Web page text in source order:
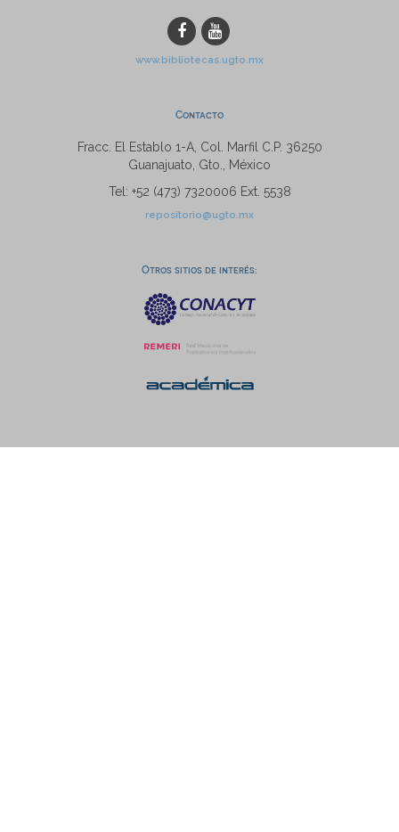
www.bibliotecas.ugto.mx
Contacto
Fracc. El Establo 1-A, Col. Marfil C.P. 36250
Guanajuato, Gto., México
Tel: +52 (473) 7320006 Ext. 5538
repositorio@ugto.mx
Otros sitios de interés: